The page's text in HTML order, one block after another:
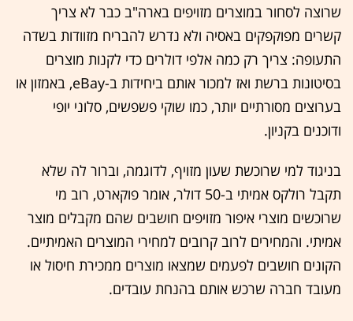
שרוצה לסחור במוצרים מזויפים בארה"ב כבר לא צריך
קשרים מפוקפקים באסיה ולא נדרש להבריח מזוודות בשדה
התעופה: צריך רק כמה אלפי דולרים כדי לקנות מוצרים
בסיטונות ברשת ואז למכור אותם ביחידות ב-eBay, באמזון או
בערוצים מסורתיים יותר, כמו שוקי פשפשים, סלוני יופי
ודוכנים בקניון.
בניגוד למי שרוכשת שעון מזויף, לדוגמה, וברור לה שלא
תקבל רולקס אמיתי ב-50 דולר, אומר פוקארט, רוב מי
שרוכשים מוצרי איפור מזויפים חושבים שהם מקבלים מוצר
אמיתי. והמחירים לרוב קרובים למחירי המוצרים האמיתיים.
הקונים חושבים לפעמים שמצאו מוצרים ממכירת חיסול או
מעובד חברה שרכש אותם בהנחת עובדים.